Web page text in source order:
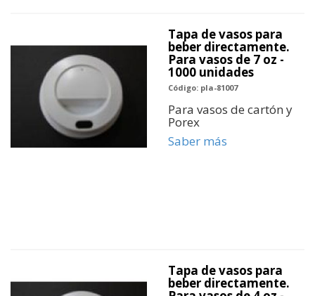
Tapa de vasos para
beber directamente.
Para vasos de 7 oz -
1000 unidades
Código: pla-81007
Para vasos de cartón y
Porex
Saber más
Tapa de vasos para
beber directamente.